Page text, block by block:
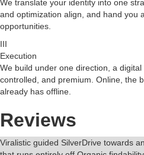
We translate your identity into one
and optimization align, and hand you
opportunities.
III
Execution
We build under one direction, a
controlled, and premium. Online, the
already has offline.
Reviews
Viralistic guided SilverDrive towards